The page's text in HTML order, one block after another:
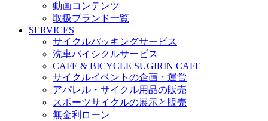
動画コンテンツ
取扱ブランド一覧
SERVICES
サイクルパッキングサービス
洗車バイシクルサービス
CAFE & BICYCLE SUGIRIN CAFE
サイクルイベントの企画・運営
アパレル・サイクル用品の販売
スポーツサイクルの展示と販売
無金利ローン